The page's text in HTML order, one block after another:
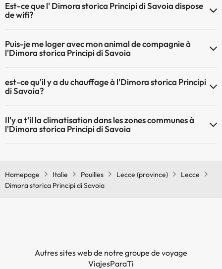
Est-ce que l' Dimora storica Principi di Savoia dispose
de wifi?
Puis-je me loger avec mon animal de compagnie à
l'Dimora storica Principi di Savoia
ne sont pas admis.
est-ce qu'il y a du chauffage à l'Dimora storica Principi
di Savoia?
zones communes
Il'y a t'il la climatisation dans les zones communes à
l'Dimora storica Principi di Savoia
Homepage
Italie Pouilles Lecce (province)
Lecce
Dimora storica Principi di Savoia
Autres sites web de notre groupe de voyage
ViajesParaTi